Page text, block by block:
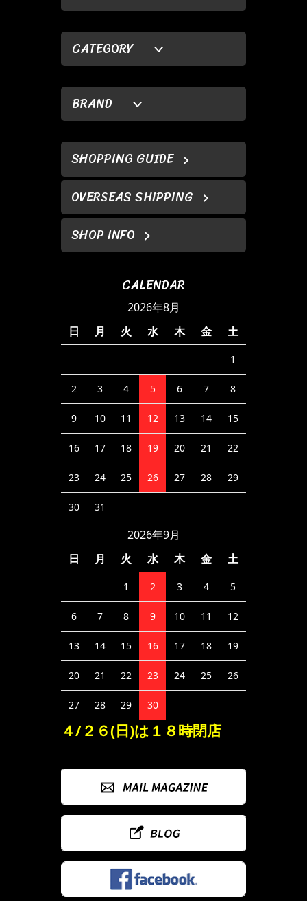
CATEGORY
BRAND
SHOPPING GUIDE
OVERSEAS SHIPPING
SHOP INFO
CALENDAR
2026年8月
日
月 火 水 木 金 土
1
2 3 4 5 6 7 8
9 10 11 12 13 14 15
16 17 18 19 20 21 22
23 24 25 26 27 28 29
30 31
2026年9月
日
月 火 水 木 金 土
1 2 3 4 5
6 7 8 9 10 11 12
13 14 15 16 17 18 19
20 21 22 23 24 25 26
27 28 29 30
４/２６(日)は１８時閉店